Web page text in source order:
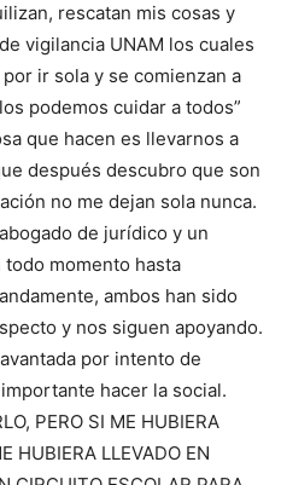
rescatan mis cosas y
vigilancia UNAM los cuales
ir sola y se comienzan a
podemos cuidar a todos”
que hacen es llevarnos a
después descubro que son
no me dejan sola nunca.
de jurídico y un
todo momento hasta
ambos han sido
y nos siguen apoyando.
por intento de
hacer la social.
PERO SI ME HUBIERA
HUBIERA LLEVADO EN